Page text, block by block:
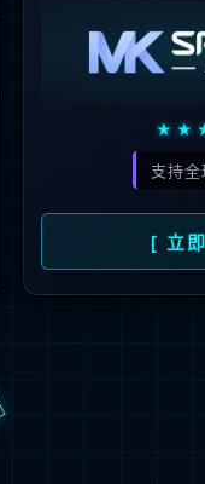
抱歉，页面无法
可能原因：网址有错误 >请
网址已失效 >可能页面已删